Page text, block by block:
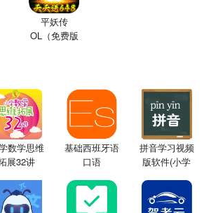
平妖传
OL（免费版
数学思维
展32讲
基础西班牙语
口语
拼音学习视频
版软件(小学